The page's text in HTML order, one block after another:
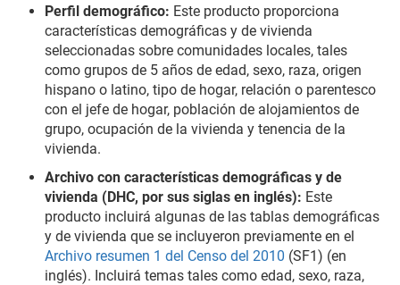
Perfil demográfico: Este producto proporciona
características demográficas y de vivienda
seleccionadas sobre comunidades locales, tales
como grupos de 5 años de edad, sexo, raza, origen
hispano o latino, tipo de hogar, relación o parentesco
con el jefe de hogar, población de alojamientos de
grupo, ocupación de la vivienda y tenencia de la
vivienda.
Archivo con características demográficas y de
vivienda (DHC, por sus siglas en inglés): Este
producto incluirá algunas de las tablas demográficas
y de vivienda que se incluyeron previamente en el
Archivo resumen 1 del Censo del 2010 (SF1) (en
inglés). Incluirá temas tales como edad, sexo, raza,